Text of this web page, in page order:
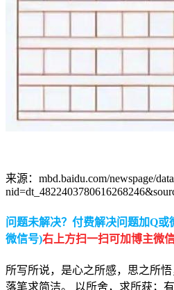
来源：mbd.baidu.com/newspage/
问题未解决？付费解决问题加Q或
微信号)右上方扫一扫可加博主微
所写所说，是心之所感，思之所悟
落笔求简洁。 以所舍，求所获；